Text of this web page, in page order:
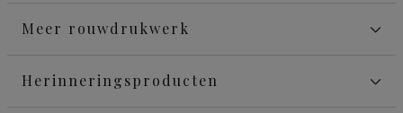
Meer rouwdrukwerk
Herinneringsproducten